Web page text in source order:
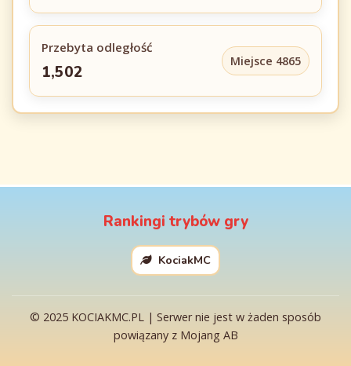
Przebyta odległość
1,502
Miejsce 4865
Rankingi trybów gry
KociakMC
© 2025 KOCIAKMC.PL | Serwer nie jest w żaden sposób
powiązany z Mojang AB